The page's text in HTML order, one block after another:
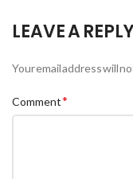
LEAVE A
Your email address will
Comment*